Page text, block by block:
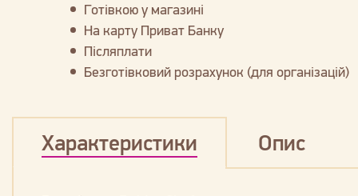
Готівкою у магазині
На карту Приват Банку
Післяплати
Безготівковий розрахунок (для організацій)
Характеристики Опис